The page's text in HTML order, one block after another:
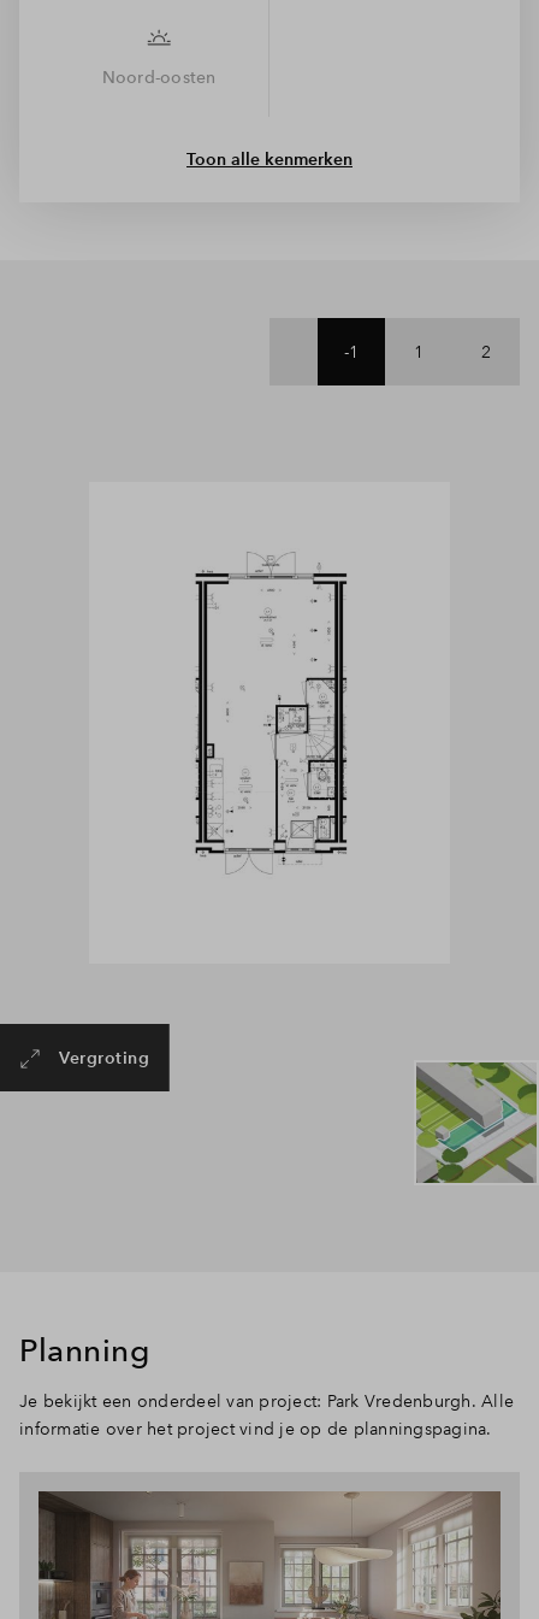
Noord-oosten
Toon alle kenmerken
-1 1 2
Vergroting
Planning
Je bekijkt een onderdeel van project: Park Vredenburgh. Alle
informatie over het project vind je op de planningspagina.